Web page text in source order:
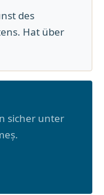
des
Hat über
sicher unter